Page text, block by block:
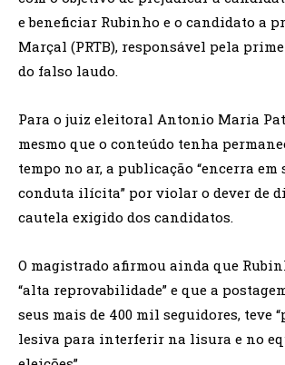
e beneficiar Rubinho e o candidato a
Marçal (PRTB), responsável pela
do falso laudo.
Para o juiz eleitoral Antonio Maria
mesmo que o conteúdo tenha
tempo no ar, a publicação “encerra em
conduta ilícita” por violar o dever de
cautela exigido dos candidatos.
O magistrado afirmou ainda que
“alta reprovabilidade” e que a
seus mais de 400 mil seguidores, teve
lesiva para interferir na lisura e no